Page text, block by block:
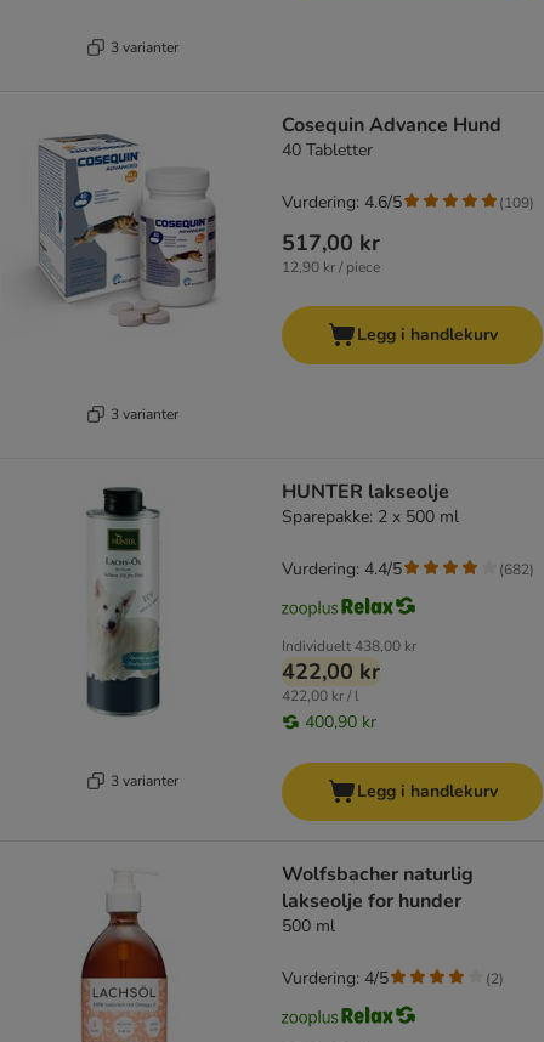
3 varianter
3 varianter
Cosequin Advance Hund
40 Tabletter
517,00 kr
12,90 kr / piece
Vurdering: 4.6/5 (109)
Legg i handlekurv
3 varianter
HUNTER lakseolje
Sparepakke: 2 x 500 ml
Individuelt438,00 kr
422,00 kr
422,00 kr / l
400,90 kr
Vurdering: 4.4/5 (682)
Legg i handlekurv
Wolfsbacher naturlig
lakseolje for hunder
500 ml
Vurdering: 4/5 (2)